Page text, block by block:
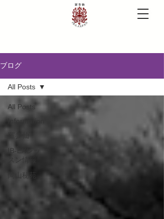
ブログ
All Posts
Information
IB-EXレッ
スン情報
陶山秘苑
All Posts